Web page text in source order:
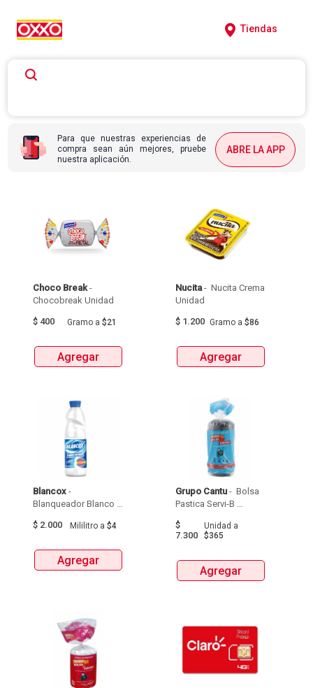
Tiendas
Para que nuestras experiencias de
compra sean aún mejores, pruebe
nuestra aplicación.
ABRE LA APP
Choco Break -
$ 400 Gramo a $21
Agregar
Nucita - Nucita Crema
$ 1.200 Gramo a $86
Agregar
Blancox -
Blanqueador Blanco X
$ 2.000 Mililitro a $4
Agregar
Grupo Cantu - Bolsa
Pastica Servi-B
Apartamento 51 X 76
X 20Unds
$
7.300
Unidad a
$365
Agregar